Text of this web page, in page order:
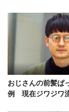
おじさんの前髪ぱ
例 現在ジワジワ